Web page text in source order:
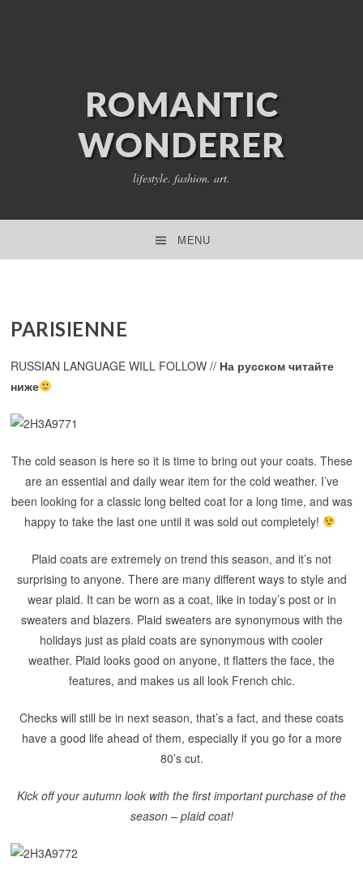
ROMANTIC
WONDERER
lifestyle. fashion. art.
MENU
PARISIENNE
RUSSIAN LANGUAGE WILL FOLLOW // На русском читайте
ниже
The cold season is here so it is time to bring out your coats. These
are an essential and daily wear item for the cold weather. I’ve
been looking for a classic long belted coat for a long time, and was
happy to take the last one until it was sold out completely!
Plaid coats are extremely on trend this season, and it’s not
surprising to anyone. There are many different ways to style and
wear plaid. It can be worn as a coat, like in today’s post or in
sweaters and blazers. Plaid sweaters are synonymous with the
holidays just as plaid coats are synonymous with cooler
weather. Plaid looks good on anyone, it flatters the face, the
features, and makes us all look French chic.
Checks will still be in next season, that’s a fact, and these coats
have a good life ahead of them, especially if you go for a more
80’s cut.
Kick off your autumn look with the first important purchase of the
season – plaid coat!